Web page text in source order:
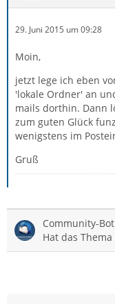
29. Juni 2015 um 09:28
Moin,
jetzt lege ich eben
'lokale Ordner' an
mails dorthin. Dann
zum guten Glück
wenigstens im
Gruß
Community-Bot
Hat das